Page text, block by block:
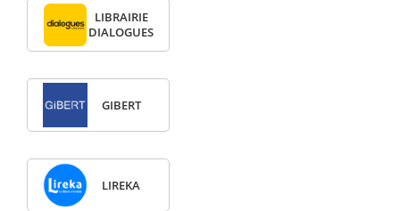
LIBRAIRIE
DIALOGUES
GIBERT
LIREKA